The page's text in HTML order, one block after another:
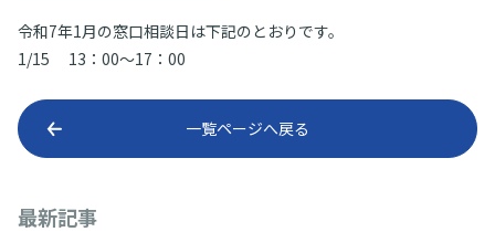
令和7年1月の窓口相談日は下記のとおりです。
1/15 13：00～17：00
一覧ページへ戻る
最新記事